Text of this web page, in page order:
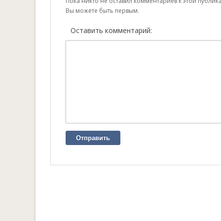
Вы можете быть первым.
Оставить комментарий:
Отправить